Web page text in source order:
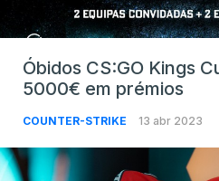
Óbidos CS:GO Kings
5000€ em prémios
COUNTER-STRIKE 13 abr 2023